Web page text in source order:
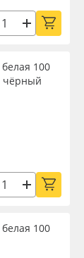
100
чёрный
100